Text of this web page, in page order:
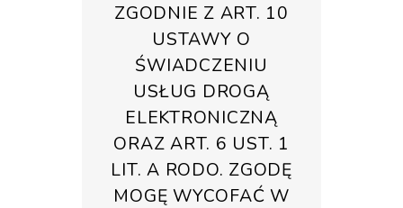
ZGODNIE Z ART. 10
USTAWY O
ŚWIADCZENIU
USŁUG DROGĄ
ELEKTRONICZNĄ
ORAZ ART. 6 UST. 1
LIT. A RODO. ZGODĘ
MOGĘ WYCOFAĆ W